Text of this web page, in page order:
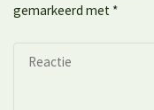
gemarkeerd met *